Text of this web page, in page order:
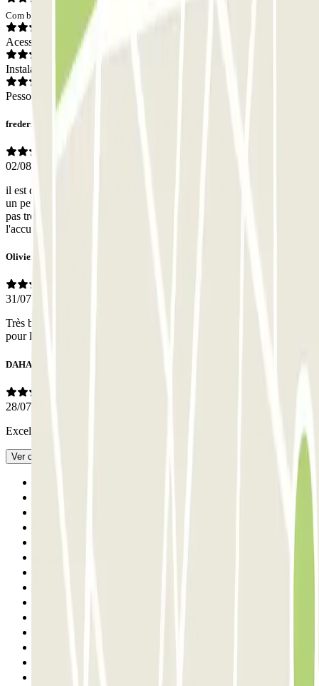
Com base em 1103 opiniões
Acesso
Instalações
Pessoal
frederic
02/08/2026
il est difficile de sortir ou rentrer dans la voiture,je fais 1m75 90Kg
un peu de ventre et j'ai eu un légère difficulté à en sortir il ne faut
pas trop manger de tapas et il manque un peu de lumière,sinon
l'accueil est le services du personnel excellent.
Olivier
31/07/2026
Très bon accueil du personnel. Les places de parking sont étroites
pour les voitures. Le parking est bien placé.
DAHAS
28/07/2026
Excelente, eficaz e pessoal amável
Ver original